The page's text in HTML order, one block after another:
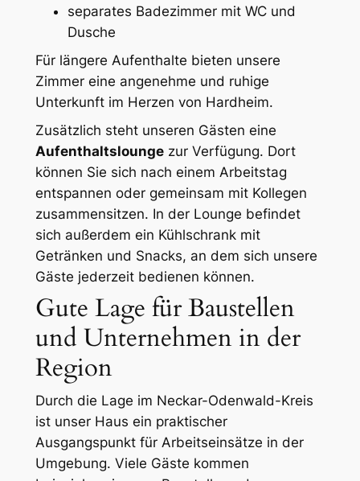
separates Badezimmer mit WC und
Dusche
Für längere Aufenthalte bieten unsere
Zimmer eine angenehme und ruhige
Unterkunft im Herzen von Hardheim.
Zusätzlich steht unseren Gästen eine
Aufenthaltsloungezur Verfügung. Dort
können Sie sich nach einem Arbeitstag
entspannen oder gemeinsam mit Kollegen
zusammensitzen. In der Lounge befindet
sich außerdem ein Kühlschrank mit
Getränken und Snacks, an dem sich unsere
Gäste jederzeit bedienen können.
Gute Lage für Baustellen
und Unternehmen in der
Region
Durch die Lage im Neckar-Odenwald-Kreis
ist unser Haus ein praktischer
Ausgangspunkt für Arbeitseinsätze in der
Umgebung. Viele Gäste kommen